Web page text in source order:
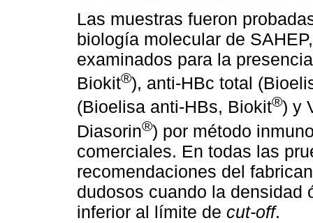
Las muestras fueron
biología molecular de
examinados para la
Biokit®), anti-HBc total
(Bioelisa anti-HBs, Biokit®) y
Diasorin®) por método
comerciales. En todas las
recomendaciones del
dudosos cuando la densidad
inferior al límite de cut-off.